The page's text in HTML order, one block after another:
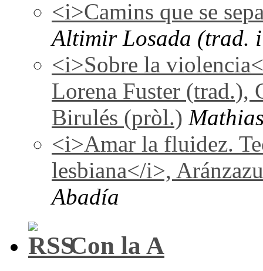
<i>Camins que se
Altimir Losada (trad.
<i>Sobre la
Lorena Fuster (trad.),
Birulés (pròl.)
<i>Amar la fluidez.
lesbiana</i>,
Abadía
Con la A